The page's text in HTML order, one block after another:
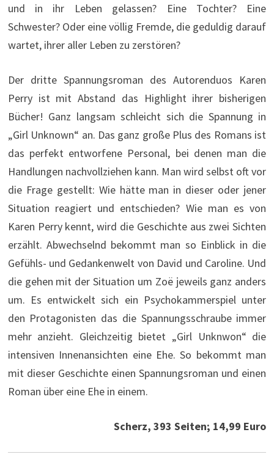
und in ihr Leben gelassen? Eine Tochter? Eine
Schwester? Oder eine völlig Fremde, die geduldig darauf
wartet, ihrer aller Leben zu zerstören?
Der dritte Spannungsroman des Autorenduos Karen
Perry ist mit Abstand das Highlight ihrer bisherigen
Bücher! Ganz langsam schleicht sich die Spannung in
„Girl Unknown“ an. Das ganz große Plus des Romans ist
das perfekt entworfene Personal, bei denen man die
Handlungen nachvollziehen kann. Man wird selbst oft vor
die Frage gestellt: Wie hätte man in dieser oder jener
Situation reagiert und entschieden? Wie man es von
Karen Perry kennt, wird die Geschichte aus zwei Sichten
erzählt. Abwechselnd bekommt man so Einblick in die
Gefühls- und Gedankenwelt von David und Caroline. Und
die gehen mit der Situation um Zoë jeweils ganz anders
um. Es entwickelt sich ein Psychokammerspiel unter
den Protagonisten das die Spannungsschraube immer
mehr anzieht. Gleichzeitig bietet „Girl Unknwon“ die
intensiven Innenansichten eine Ehe. So bekommt man
mit dieser Geschichte einen Spannungsroman und einen
Roman über eine Ehe in einem.
Scherz, 393 Seiten; 14,99 Euro